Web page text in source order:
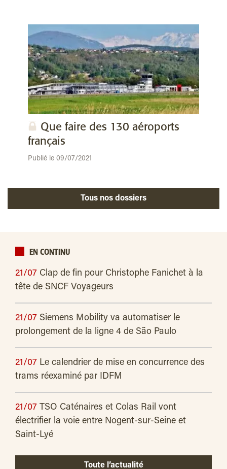
Que faire des 130 aéroports
français
Publié le 09/07/2021
Tous nos dossiers
EN CONTINU
21/07 Clap de fin pour Christophe Fanichet à la
tête de SNCF Voyageurs
21/07 Siemens Mobility va automatiser le
prolongement de la ligne 4 de São Paulo
21/07 Le calendrier de mise en concurrence des
trams réexaminé par IDFM
21/07 TSO Caténaires et Colas Rail vont
électrifier la voie entre Nogent-sur-Seine et
Saint-Lyé
Toute l’actualité